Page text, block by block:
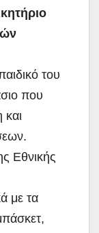
του
που
και
Εθνικής
με τα